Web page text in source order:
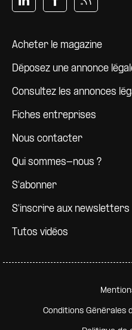
Pied de page
Acheter le magazine
Déposez une annonce
Consultez les annonces
Fiches entreprises
Nous contacter
Qui sommes-nous ?
S'abonner
S'inscrire aux newsletters
Tutos vidéos
Pied de page
Conditions Générales